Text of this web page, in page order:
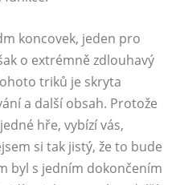
koncovek, jeden pro
o extrémně zdlouhavý
triků je skryta
a další obsah. Protože
hře, vybízí vás,
si tak jistý, že to bude
byl s jedním dokončením